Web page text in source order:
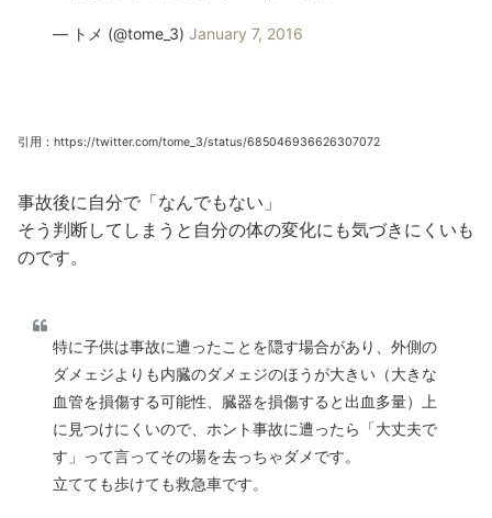
— トメ (@tome_3) January 7, 2016
引用：https://twitter.com/tome_3/status/685046936626307072
事故後に自分で「なんでもない」
そう判断してしまうと自分の体の変化にも気づきにくいも
のです。
特に子供は事故に遭ったことを隠す場合があり、外側の
ダメェジよりも内臓のダメェジのほうが大きい（大きな
血管を損傷する可能性、臓器を損傷すると出血多量）上
に見つけにくいので、ホント事故に遭ったら「大丈夫で
す」って言ってその場を去っちゃダメです。
立てても歩けても救急車です。